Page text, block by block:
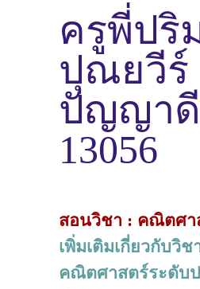
ครูพี่ปริ
ปุณยวีร์
ปัญญาดี
13056
สอนวิชา : คณิตศา
เพิ่มเติมเกี่ยวกับวิ
คณิตศาสตร์ระดับ